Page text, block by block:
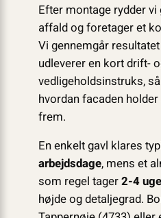
Efter montage rydder
affald og foretager et
Vi gennemgår
udleverer en kort drift-
vedligeholdsinstruks,
hvordan facaden
frem.
En enkelt gavl klares
arbejdsdage, mens et
som regel tager2-4
højde og detaljegrad.